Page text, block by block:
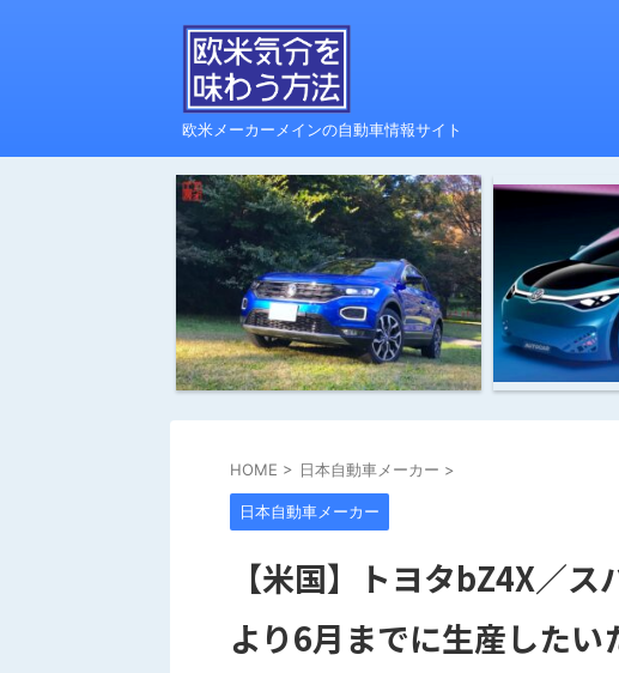
欧米メーカーメインの自動車情報サイト
HOME > 日本自動車メーカー >
日本自動車メーカー
【米国】トヨタbZ4X／
より6月までに生産した